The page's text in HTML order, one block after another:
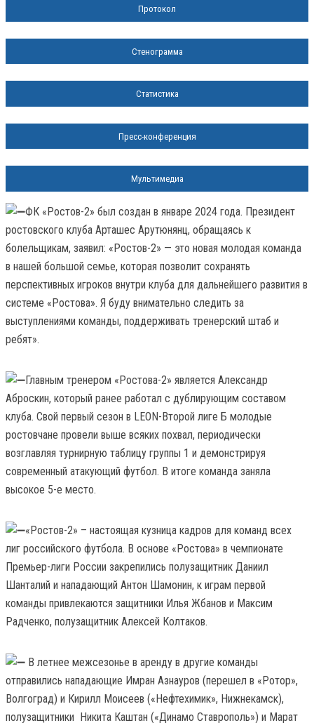
Протокол
Стенограмма
Статистика
Пресс-конференция
Мультимедиа
ФК «Ростов-2» был создан в январе 2024 года. Президент
ростовского клуба Арташес Арутюнянц, обращаясь к
болельщикам, заявил: «Ростов-2» — это новая молодая команда
в нашей большой семье, которая позволит сохранять
перспективных игроков внутри клуба для дальнейшего развития в
системе «Ростова». Я буду внимательно следить за
выступлениями команды, поддерживать тренерский штаб и
ребят».
Главным тренером «Ростова-2» является Александр
Аброскин, который ранее работал с дублирующим составом
клуба. Свой первый сезон в LEON-Второй лиге Б молодые
ростовчане провели выше всяких похвал, периодически
возглавляя турнирную таблицу группы 1 и демонстрируя
современный атакующий футбол. В итоге команда заняла
высокое 5-е место.
«Ростов-2» – настоящая кузница кадров для команд всех
лиг российского футбола. В основе «Ростова» в чемпионате
Премьер-лиги России закрепились полузащитник Даниил
Шанталий и нападающий Антон Шамонин, к играм первой
команды привлекаются защитники Илья Жбанов и Максим
Радченко, полузащитник Алексей Колтаков.
В летнее межсезонье в аренду в другие команды
отправились нападающие Имран Азнауров (перешел в «Ротор»,
Волгоград) и Кирилл Моисеев («Нефтехимик», Нижнекамск),
полузащитники Никита Каштан («Динамо Ставрополь») и Марат